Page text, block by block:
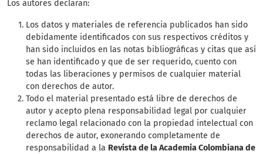
Los autores declaran:
Los datos y materiales de referencia publicados han sido
debidamente identificados con sus respectivos créditos y
han sido incluidos en las notas bibliográficas y citas que así
se han identificado y que de ser requerido, cuento con
todas las liberaciones y permisos de cualquier material
con derechos de autor.
Todo el material presentado está libre de derechos de
autor y acepto plena responsabilidad legal por cualquier
reclamo legal relacionado con la propiedad intelectual con
derechos de autor, exonerando completamente de
responsabilidad a la Revista de la Academia Colombiana de